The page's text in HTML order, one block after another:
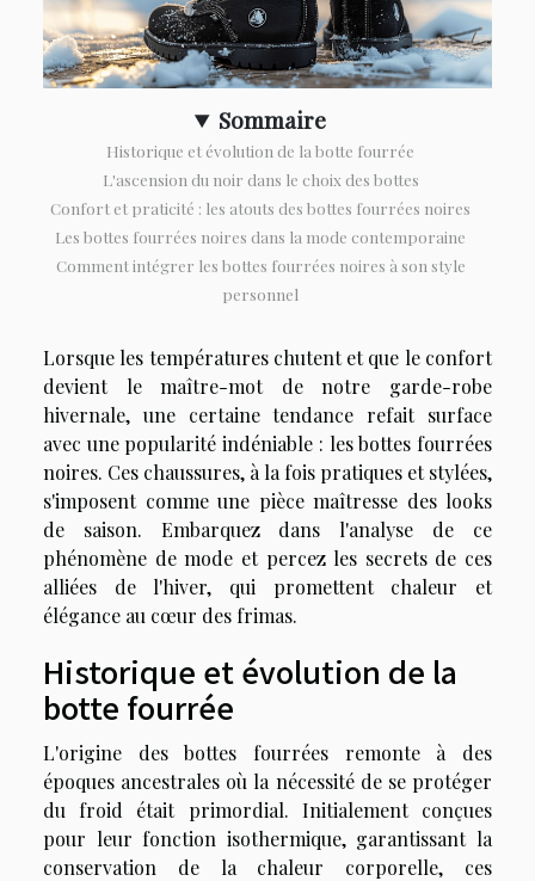
Sommaire
Historique et évolution de la botte fourrée
L'ascension du noir dans le choix des bottes
Confort et praticité : les atouts des bottes fourrées noires
Les bottes fourrées noires dans la mode contemporaine
Comment intégrer les bottes fourrées noires à son style
personnel
Lorsque les températures chutent et que le confort
devient le maître-mot de notre garde-robe
hivernale, une certaine tendance refait surface
avec une popularité indéniable : les bottes fourrées
noires. Ces chaussures, à la fois pratiques et stylées,
s'imposent comme une pièce maîtresse des looks
de saison. Embarquez dans l'analyse de ce
phénomène de mode et percez les secrets de ces
alliées de l'hiver, qui promettent chaleur et
élégance au cœur des frimas.
Historique et évolution de la
botte fourrée
L'origine des bottes fourrées remonte à des
époques ancestrales où la nécessité de se protéger
du froid était primordial. Initialement conçues
pour leur fonction isothermique, garantissant la
conservation de la chaleur corporelle, ces